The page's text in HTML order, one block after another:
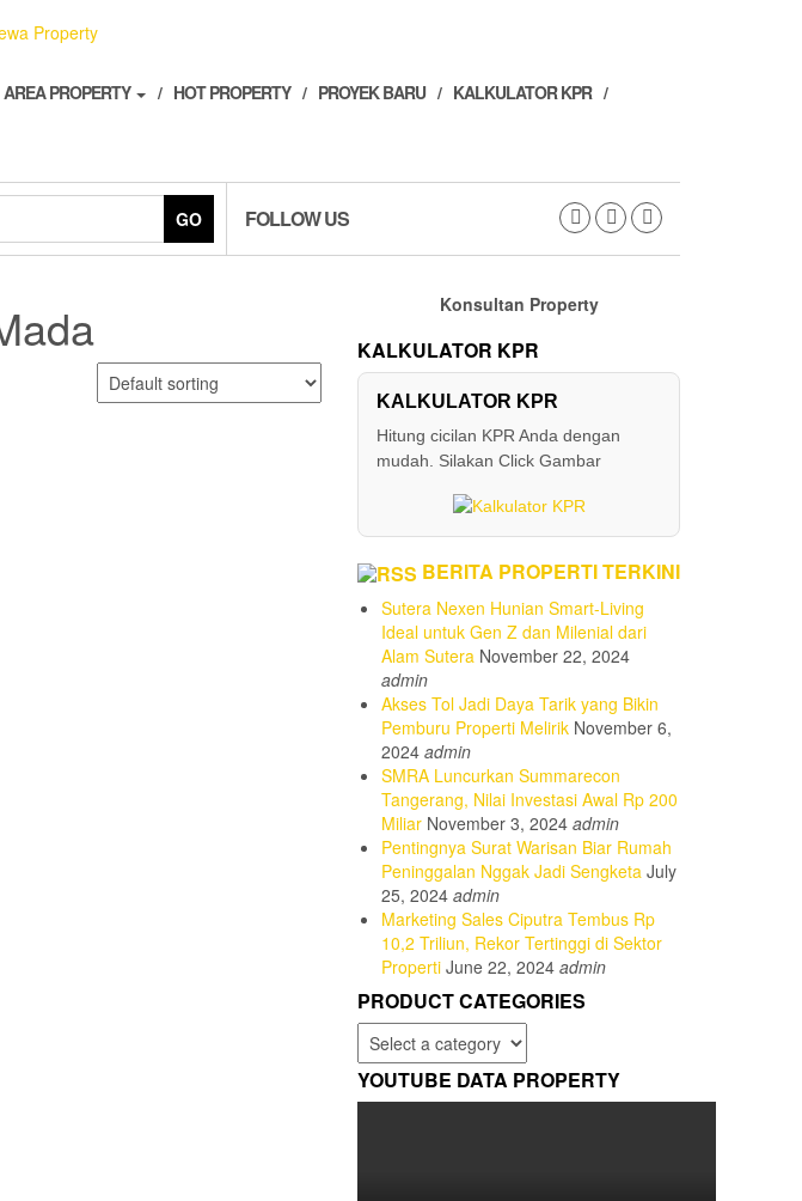
AREA PROPERTY HOT PROPERTY PROYEK BARU KALKULATOR KPR
GO FOLLOW US
Konsultan Property
KALKULATOR KPR
KALKULATOR KPR
Hitung cicilan KPR Anda dengan
mudah. Silakan Click Gambar
BERITA PROPERTI TERKINI
Sutera Nexen Hunian Smart-Living
Ideal untuk Gen Z dan Milenial dari
Alam Sutera November 22, 2024
admin
Akses Tol Jadi Daya Tarik yang Bikin
Pemburu Properti Melirik November 6,
2024 admin
SMRA Luncurkan Summarecon
Tangerang, Nilai Investasi Awal Rp 200
Miliar November 3, 2024 admin
Pentingnya Surat Warisan Biar Rumah
Peninggalan Nggak Jadi Sengketa July
25, 2024 admin
Marketing Sales Ciputra Tembus Rp
10,2 Triliun, Rekor Tertinggi di Sektor
Properti June 22, 2024 admin
PRODUCT CATEGORIES
YOUTUBE DATA PROPERTY